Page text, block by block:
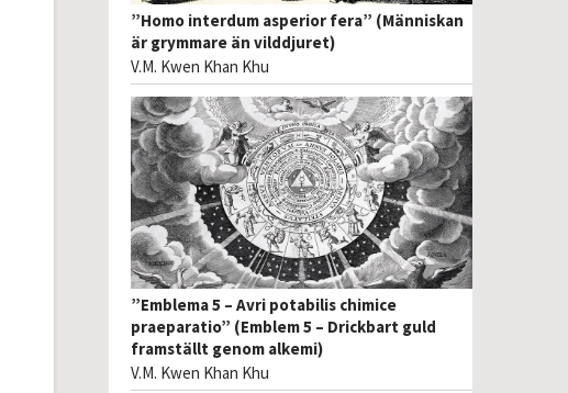
”Homo interdum asperior fera” (Människan
är grymmare än vilddjuret)
V.M. Kwen Khan Khu
”Emblema 5 – Avri potabilis chimice
praeparatio” (Emblem 5 – Drickbart guld
framställt genom alkemi)
V.M. Kwen Khan Khu